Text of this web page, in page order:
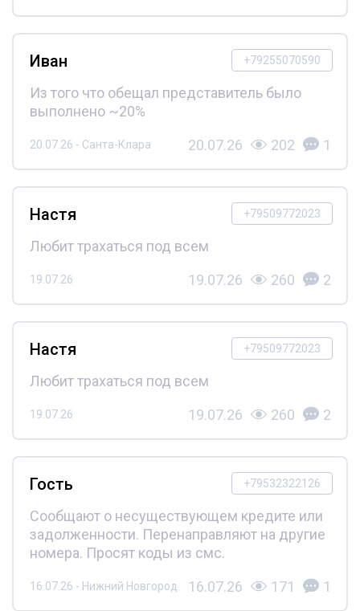
+79255070590
Иван
Из того что обещал представитель было
выполнено ~20%
20.07.26 - Санта-Клара 20.07.26 202 1
+79509772023
Настя
Любит трахаться под всем
19.07.26 19.07.26 260 2
+79509772023
Настя
Любит трахаться под всем
19.07.26 19.07.26 260 2
+79532322126
Гость
Сообщают о несуществующем кредите или
задолженности. Перенаправляют на другие
номера. Просят коды из смс.
16.07.26 - Нижний Новгород 16.07.26 171 1